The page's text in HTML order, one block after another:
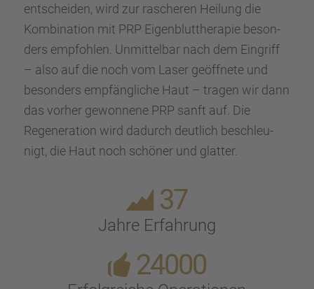
entschei­den, wird zur rasche­ren Heilung die
Kombi­na­tion mit PRP Eigen­blut­the­ra­pie beson­
ders empfoh­len. Unmit­tel­bar nach dem Eingriff
– also auf die noch vom Laser geöff­nete und
beson­ders empfäng­li­che Haut – tragen wir dann
das vorher gewon­nene PRP sanft auf. Die
Regene­ra­tion wird dadurch deutlich beschleu­
nigt, die Haut noch schöner und glatter.
37
Jahre Erfah­rung
24000